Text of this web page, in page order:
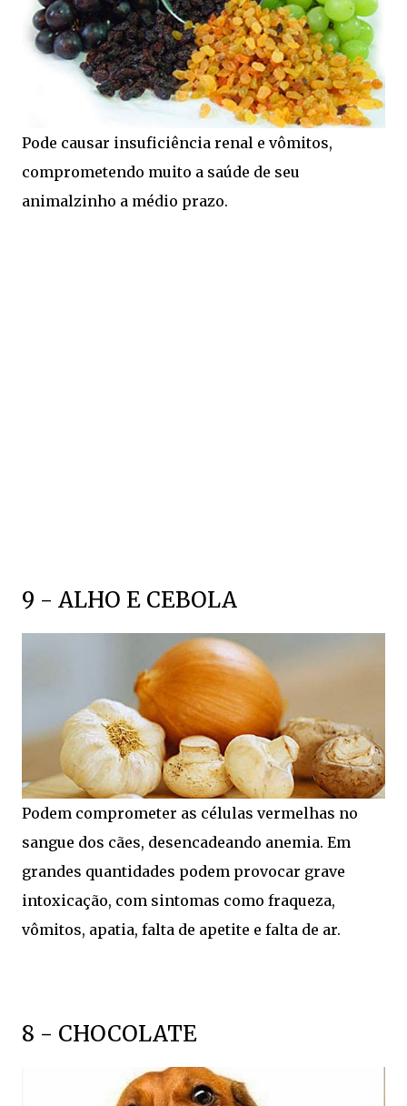
Pode causar insuficiência renal e vômitos,
comprometendo muito a saúde de seu
animalzinho a médio prazo.
9 - ALHO E CEBOLA
Podem comprometer as células vermelhas no
sangue dos cães, desencadeando anemia. Em
grandes quantidades podem provocar grave
intoxicação, com sintomas como fraqueza,
vômitos, apatia, falta de apetite e falta de ar.
8 - CHOCOLATE